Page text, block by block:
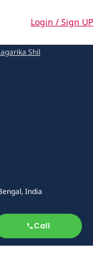
Login / Sign UP
Shil
India
Call